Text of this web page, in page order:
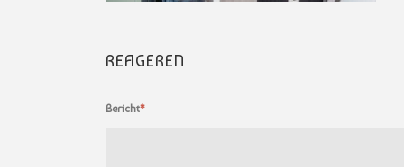
REAGEREN
Bericht*